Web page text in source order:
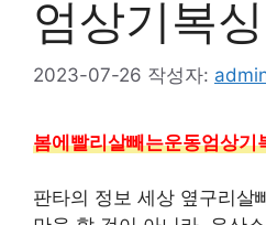
엄상기복
2023-07-26 작성자:
봄에빨리살빼는운동엄상기
판타의 정보 세상 옆구리살